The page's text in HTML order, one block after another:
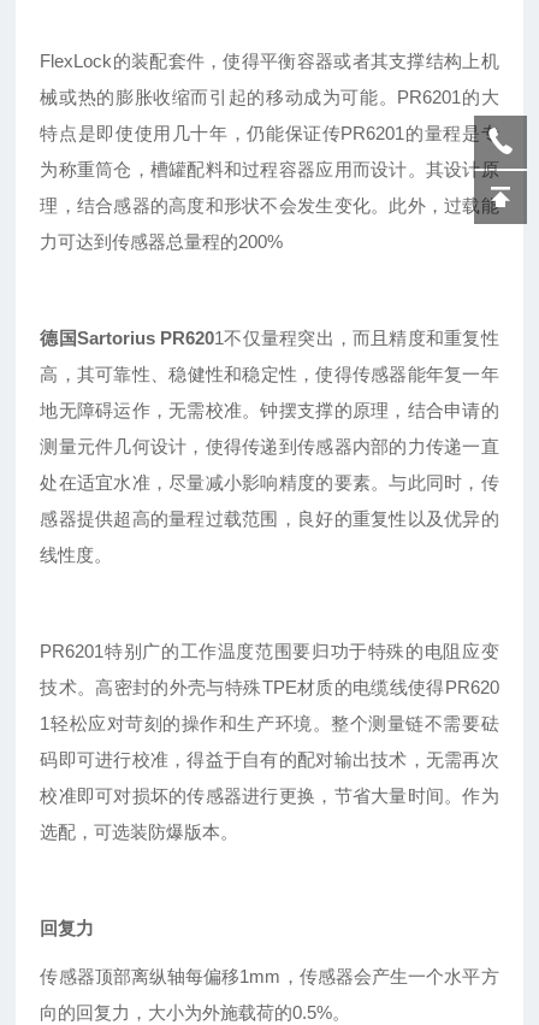
FlexLock的装配套件，使得平衡容器或者其支撑结构上机
械或热的膨胀收缩而引起的移动成为可能。PR6201的大
特点是即使使用几十年，仍能保证传PR6201的量程是专
为称重筒仓，槽罐配料和过程容器应用而设计。其设计原
理，结合感器的高度和形状不会发生变化。此外，过载能
力可达到传感器总量程的200%
德国SartoriusPR6201不仅量程突出 ， 而且精度和重复性
高 ， 其可靠性 、稳健性和稳定性，使得传感器能年复一年
地无障碍运作，无需校准。钟摆支撑的原理，结合申请的
测量元件几何设计，使得传递到传感器内部的力传递一直
处在适宜水准，尽量减小影响精度的要素。与此同时，传
感器提供超高的量程过载范围，良好的重复性以及优异的
线性度。
PR6201特别广的工作温度范围要归功于特殊的电阻应变
技术。高密封的外壳与特殊TPE材质的电缆线使得PR620
1轻松应对苛刻的操作和生产环境。整个测量链不需要砝
码即可进行校准，得益于自有的配对输出技术，无需再次
校准即可对损坏的传感器进行更换，节省大量时间。作为
选配，可选装防爆版本。
回复力
传感器顶部离纵轴每偏移1mm，传感器会产生一个水平方
向的回复力，大小为外施载荷的0.5%。